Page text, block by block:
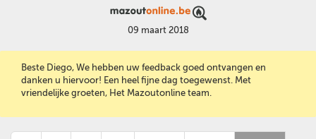
09 maart 2018
Beste Diego, We hebben uw feedback goed ontvangen en
danken u hiervoor! Een heel fijne dag toegewenst. Met
vriendelijke groeten, Het Mazoutonline team.